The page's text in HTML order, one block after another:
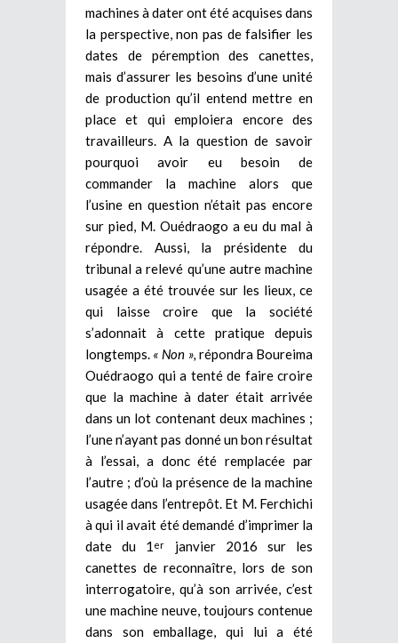
machines à dater ont été acquises dans
la perspective, non pas de falsifier les
dates de péremption des canettes,
mais d’assurer les besoins d’une unité
de production qu’il entend mettre en
place et qui emploiera encore des
travailleurs. A la question de savoir
pourquoi avoir eu besoin de
commander la machine alors que
l’usine en question n’était pas encore
sur pied, M. Ouédraogo a eu du mal à
répondre. Aussi, la présidente du
tribunal a relevé qu’une autre machine
usagée a été trouvée sur les lieux, ce
qui laisse croire que la société
s’adonnait à cette pratique depuis
longtemps. « Non », répondra Boureima
Ouédraogo qui a tenté de faire croire
que la machine à dater était arrivée
dans un lot contenant deux machines ;
l’une n’ayant pas donné un bon résultat
à l’essai, a donc été remplacée par
l’autre ; d’où la présence de la machine
usagée dans l’entrepôt. Et M. Ferchichi
à qui il avait été demandé d’imprimer la
date du 1 er
janvier 2016 sur les
canettes de reconnaître, lors de son
interrogatoire, qu’à son arrivée, c’est
une machine neuve, toujours contenue
dans son emballage, qui lui a été